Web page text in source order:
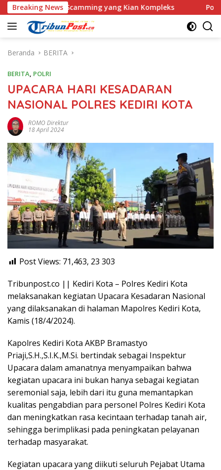
Langsung
ke
konten
Breaking News
Scamming yang Kian Kompleks Polri Kerahkan
Beranda BERITA
BERITA, POLRI
UPACARA HARI KESADARAN
NASIONAL POLRES KEDIRI KOTA
ROMO Direktur
18 April 2024
Post Views: 71,463, 23 303
Tribunpost.co || Kediri Kota – Polres Kediri Kota
melaksanakan kegiatan Upacara Kesadaran Nasional
yang dilaksanakan di halaman Mapolres Kediri Kota,
Kamis (18/4/2024).
Kapolres Kediri Kota AKBP Bramastyo
Priaji,S.H.,S.I.K.,M.Si. bertindak sebagai Inspektur
Upacara dalam amanatnya menyampaikan bahwa
kegiatan upacara ini bukan hanya sebagai kegiatan
seremonial saja, lebih dari itu guna memantapkan
kualitas pengabdian para personel Polres Kediri Kota
dan meningkatkan rasa kecintaan terhadap tanah air,
sehingga berimplikasi pada peningkatan pelayanan
terhadap masyarakat.
Kegiatan upacara yang diikuti seluruh Pejabat Utama